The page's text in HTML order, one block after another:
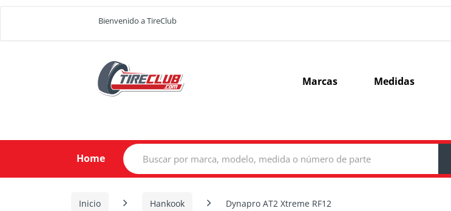
Bienvenido a TireClub
Marcas Medidas
Home
Search
for:
Inicio Hankook Dynapro AT2 Xtreme RF12